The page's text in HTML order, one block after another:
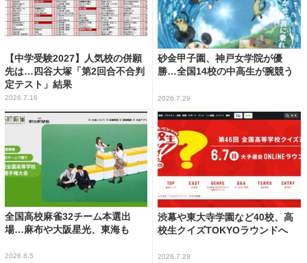
【中学受験2027】人気校の併願
先は…四谷大塚「第2回合不合判
定テスト」結果
2026.7.16
砂金甲子園、神戸女学院が優
勝…全国14校の中高生が腕競う
2026.7.29
全国高校麻雀32チーム本選出
場…麻布や大阪星光、東海も
2026.8.5
渋幕や東大寺学園など40校、高
校生クイズTOKYOラウンドへ
2026.7.29